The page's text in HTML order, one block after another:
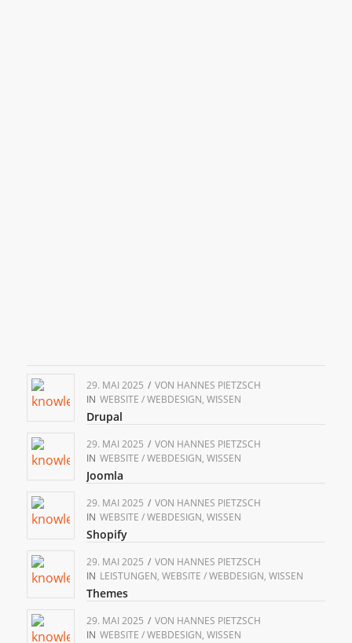
29. MAI 2025 / VON HANNES PIETZSCH
IN WEBSITE / WEBDESIGN, WISSEN
Drupal
29. MAI 2025 / VON HANNES PIETZSCH
IN WEBSITE / WEBDESIGN, WISSEN
Joomla
29. MAI 2025 / VON HANNES PIETZSCH
IN WEBSITE / WEBDESIGN, WISSEN
Shopify
29. MAI 2025 / VON HANNES PIETZSCH
IN LEISTUNGEN, WEBSITE / WEBDESIGN, WISSEN
Themes
29. MAI 2025 / VON HANNES PIETZSCH
IN WEBSITE / WEBDESIGN, WISSEN